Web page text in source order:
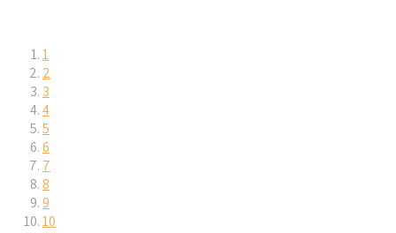
1
2
3
4
5
6
7
8
9
10